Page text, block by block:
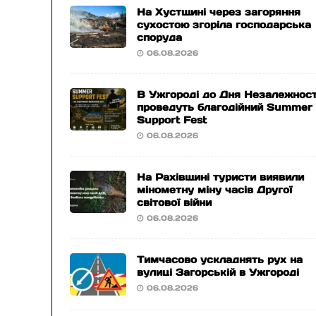
На Хустщині через загоряння
сухостою згоріла господарська
споруда
06.08.2026
В Ужгороді до Дня
проведуть благодійний Summer
Support Fest
06.08.2026
На Рахівщині туристи виявили
мінометну міну часів Другої
світової війни
06.08.2026
Тимчасово ускладнять рух на
вулиці Загорській в Ужгороді
06.08.2026